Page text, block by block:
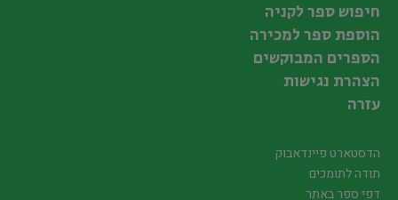
חיפוש ספר לקניה
הוספת ספר למכירה
הספרים המבוקשים
הצהרת נגישות
עזרה
הדסטארט פיינדאבוק
תודה לתומכים
דפי ספר באתר